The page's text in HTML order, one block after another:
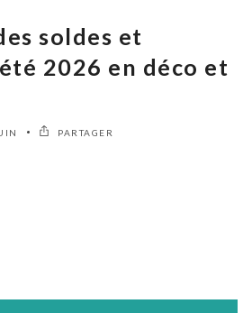
soldes et
2026 en déco et
PARTAGER